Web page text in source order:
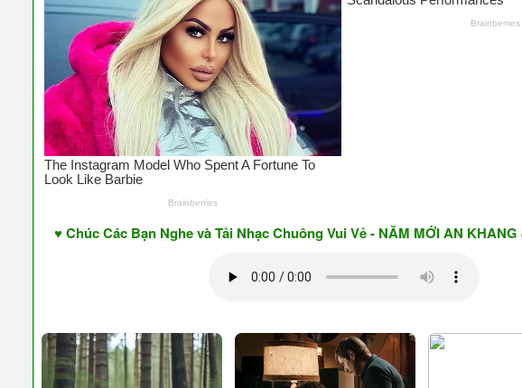
♥ Chúc Các Bạn Nghe và Tải Nhạc Chuông Vui Vẻ - NĂM MỚI AN KHANG & THỊNH